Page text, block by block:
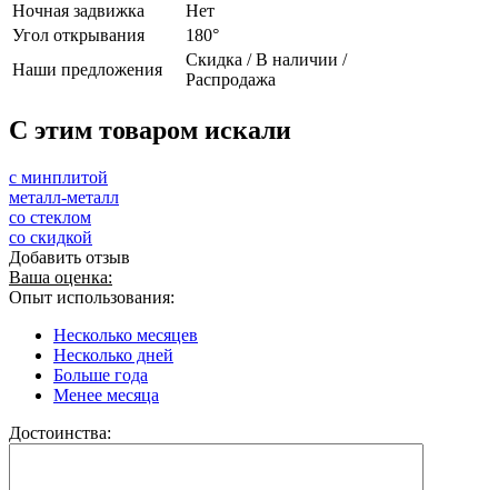
Ночная задвижка
Нет
Угол открывания
180°
Наши предложения
Скидка / В наличии /
Распродажа
C этим товаром искали
с минплитой
металл-металл
со стеклом
со скидкой
Добавить отзыв
Ваша оценка:
Опыт использования:
Несколько месяцев
Несколько дней
Больше года
Менее месяца
Достоинства: